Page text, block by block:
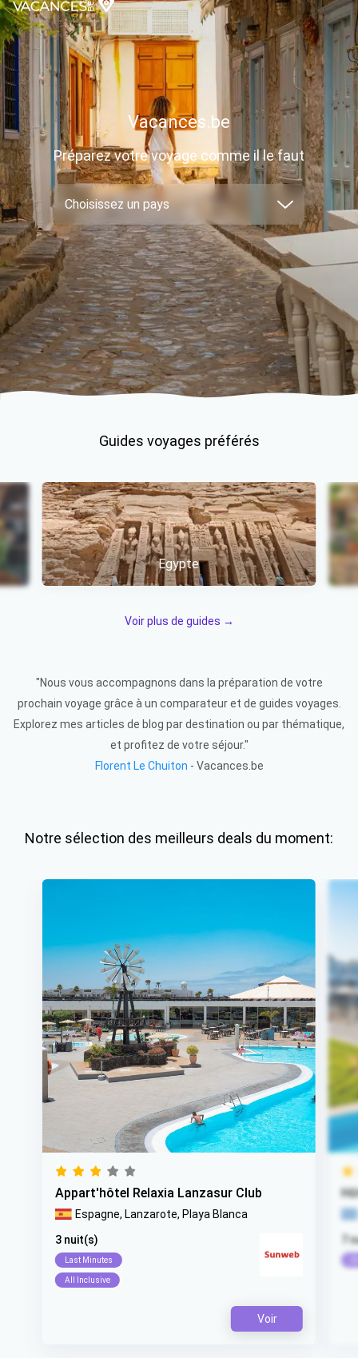
Vacances.be
Préparez votre voyage comme il le faut
Choisissez un pays
Guides voyages préférés
Egypte
Voir plus de guides →
"Nous vous accompagnons dans la préparation de votre
prochain voyage grâce à un comparateur et de guides voyages.
Explorez mes articles de blog par destination ou par thématique,
et profitez de votre séjour."
Florent Le Chuiton - Vacances.be
Notre sélection des meilleurs deals du moment:
Appart'hôtel Relaxia Lanzasur Club
Espagne, Lanzarote, Playa Blanca
3 nuit(s)
Last Minutes
All Inclusive
Voir
7